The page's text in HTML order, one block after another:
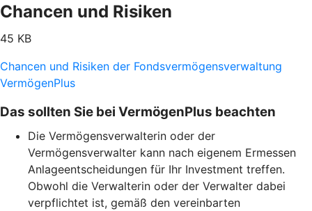
Chancen und Risiken
45 KB
Chancen und Risiken der Fondsvermögensverwaltung
VermögenPlus
Das sollten Sie bei VermögenPlus beachten
Die Vermögensverwalterin oder der
Vermögensverwalter kann nach eigenem Ermessen
Anlageentscheidungen für Ihr Investment treffen.
Obwohl die Verwalterin oder der Verwalter dabei
verpflichtet ist, gemäß den vereinbarten